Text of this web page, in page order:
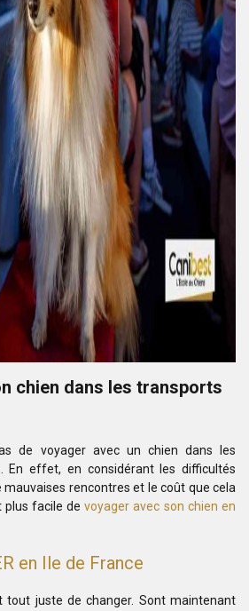
chien dans les transports
de voyager avec un chien dans les
En effet, en considérant les difficultés
mauvaises rencontres et le coût que cela
plus facile de voyager avec son chien en
en Ile de France
tout juste de changer. Sont maintenant